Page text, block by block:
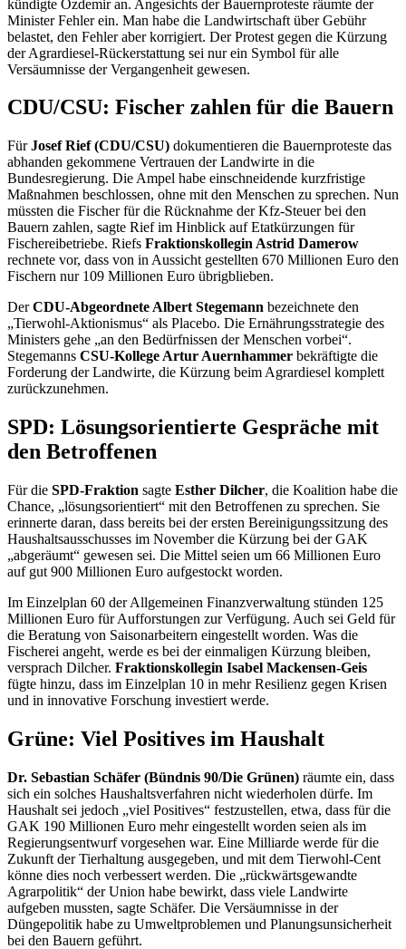
kündigte Özdemir an. Angesichts der Bauernproteste räumte der
Minister Fehler ein. Man habe die Landwirtschaft über Gebühr
belastet, den Fehler aber korrigiert. Der Protest gegen die Kürzung
der Agrardiesel-Rückerstattung sei nur ein Symbol für alle
Versäumnisse der Vergangenheit gewesen.
CDU/CSU: Fischer zahlen für die Bauern
FürJosef Rief (CDU/CSU) dokumentieren die Bauernproteste das
abhanden gekommene Vertrauen der Landwirte in die
Bundesregierung. Die Ampel habe einschneidende kurzfristige
Maßnahmen beschlossen, ohne mit den Menschen zu sprechen. Nun
müssten die Fischer für die Rücknahme der Kfz-Steuer bei den
Bauern zahlen, sagte Rief im Hinblick auf Etatkürzungen für
Fischereibetriebe. Riefs Fraktionskollegin Astrid Damerow
rechnete vor, dass von in Aussicht gestellten 670 Millionen Euro den
Fischern nur 109 Millionen Euro übrigblieben.
DerCDU-Abgeordnete Albert Stegemann bezeichnete den
„Tierwohl-Aktionismus“ als Placebo. Die Ernährungsstrategie des
Ministers gehe „an den Bedürfnissen der Menschen vorbei“.
Stegemanns CSU-Kollege Artur Auernhammer bekräftigte die
Forderung der Landwirte, die Kürzung beim Agrardiesel komplett
zurückzunehmen.
SPD: Lösungsorientierte Gespräche mit
den Betroffenen
Für die SPD-Fraktion sagte Esther Dilcher, die Koalition habe die
Chance, „lösungsorientiert“ mit den Betroffenen zu sprechen. Sie
erinnerte daran, dass bereits bei der ersten Bereinigungssitzung des
Haushaltsausschusses im November die Kürzung bei der GAK
„abgeräumt“ gewesen sei. Die Mittel seien um 66 Millionen Euro
auf gut 900 Millionen Euro aufgestockt worden.
Im Einzelplan 60 der Allgemeinen Finanzverwaltung stünden 125
Millionen Euro für Aufforstungen zur Verfügung. Auch sei Geld für
die Beratung von Saisonarbeitern eingestellt worden. Was die
Fischerei angeht, werde es bei der einmaligen Kürzung bleiben,
versprach Dilcher. Fraktionskollegin Isabel Mackensen-Geis
fügte hinzu, dass im Einzelplan 10 in mehr Resilienz gegen Krisen
und in innovative Forschung investiert werde.
Grüne: Viel Positives im Haushalt
Dr. Sebastian Schäfer (Bündnis 90/Die Grünen) räumte ein, dass
sich ein solches Haushaltsverfahren nicht wiederholen dürfe. Im
Haushalt sei jedoch „viel Positives“ festzustellen, etwa, dass für die
GAK 190 Millionen Euro mehr eingestellt worden seien als im
Regierungsentwurf vorgesehen war. Eine Milliarde werde für die
Zukunft der Tierhaltung ausgegeben, und mit dem Tierwohl-Cent
könne dies noch verbessert werden. Die „rückwärtsgewandte
Agrarpolitik“ der Union habe bewirkt, dass viele Landwirte
aufgeben mussten, sagte Schäfer. Die Versäumnisse in der
Düngepolitik habe zu Umweltproblemen und Planungsunsicherheit
bei den Bauern geführt.